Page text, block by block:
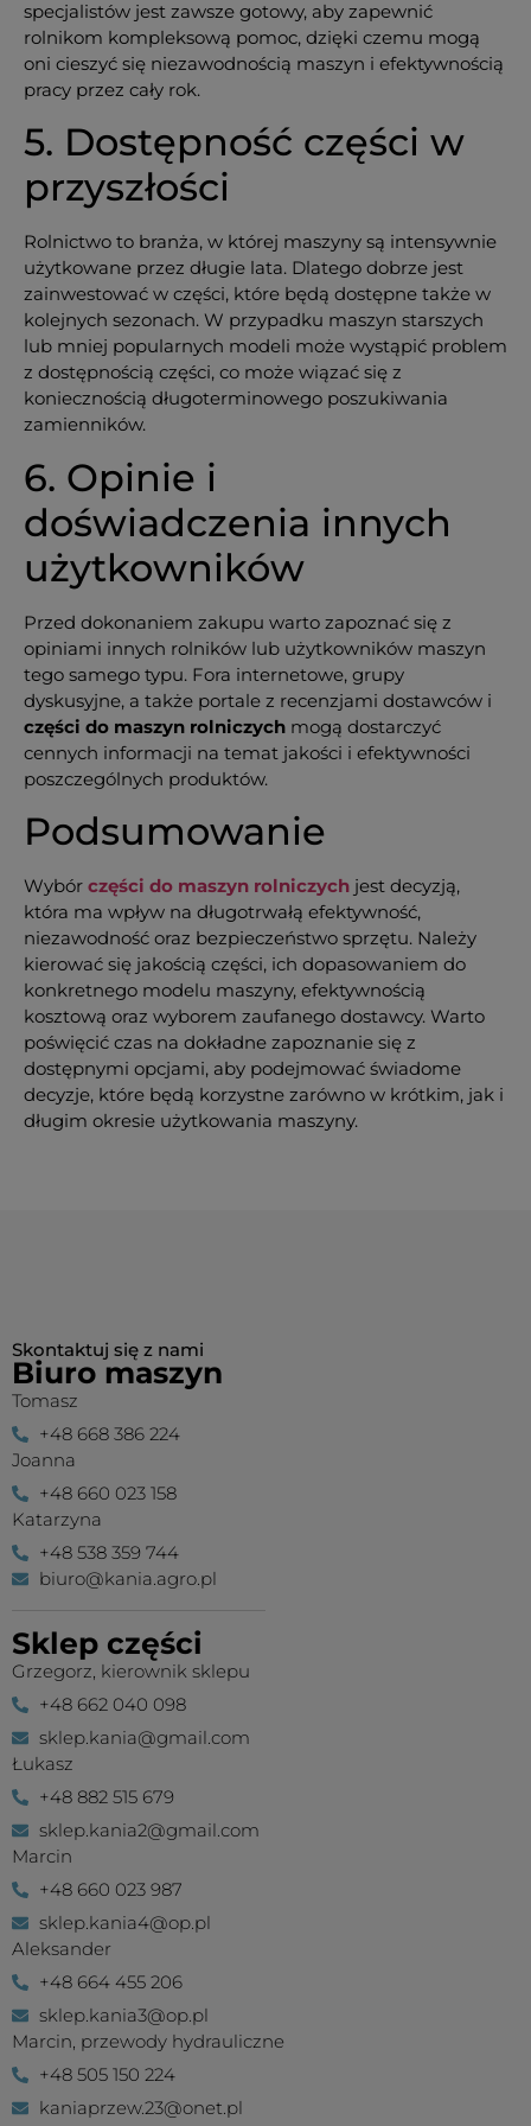
specjalistów jest zawsze gotowy, aby zapewnić
rolnikom kompleksową pomoc, dzięki czemu mogą
oni cieszyć się niezawodnością maszyn i efektywnością
pracy przez cały rok.
5. Dostępność części w
przyszłości
Rolnictwo to branża, w której maszyny są intensywnie
użytkowane przez długie lata. Dlatego dobrze jest
zainwestować w części, które będą dostępne także w
kolejnych sezonach. W przypadku maszyn starszych
lub mniej popularnych modeli może wystąpić problem
z dostępnością części, co może wiązać się z
koniecznością długoterminowego poszukiwania
zamienników.
6. Opinie i
doświadczenia innych
użytkowników
Przed dokonaniem zakupu warto zapoznać się z
opiniami innych rolników lub użytkowników maszyn
tego samego typu. Fora internetowe, grupy
dyskusyjne, a także portale z recenzjami dostawców i
części do maszyn rolniczych mogą dostarczyć
cennych informacji na temat jakości i efektywności
poszczególnych produktów.
Podsumowanie
Wybór części do maszyn rolniczych jest decyzją,
która ma wpływ na długotrwałą efektywność,
niezawodność oraz bezpieczeństwo sprzętu. Należy
kierować się jakością części, ich dopasowaniem do
konkretnego modelu maszyny, efektywnością
kosztową oraz wyborem zaufanego dostawcy. Warto
poświęcić czas na dokładne zapoznanie się z
dostępnymi opcjami, aby podejmować świadome
decyzje, które będą korzystne zarówno w krótkim, jak i
długim okresie użytkowania maszyny.
Skontaktuj się z nami
Biuro maszyn
Tomasz
+48 668 386 224
Joanna
+48 660 023 158
Katarzyna
+48 538 359 744
biuro@kania.agro.pl
Sklep części
Grzegorz, kierownik sklepu
+48 662 040 098
sklep.kania@gmail.com
Łukasz
+48 882 515 679
sklep.kania2@gmail.com
Marcin
+48 660 023 987
sklep.kania4@op.pl
Aleksander
+48 664 455 206
sklep.kania3@op.pl
Marcin, przewody hydrauliczne
+48 505 150 224
kaniaprzew.23@onet.pl